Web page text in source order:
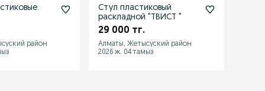
район
Стул пластиковый
раскладной "ТВИСТ "
29 000 тг.
Алматы, Жетысуский район
2026 ж. 04 тамыз